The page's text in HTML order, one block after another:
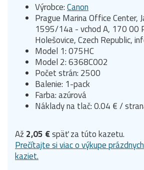
Výrobce:Canon
Prague Marina Office Center,
1595/14a - vchod A, 170 00
Holešovice, Czech Republic,
Model 1: 075HC
Model 2: 6368C002
Počet strán: 2500
Balenie: 1-pack
Farba: azúrová
Náklady na tlač: 0.04 € /
Až 2,05 €späť za túto kazetu.
Prečítajte si viac o výkupe prázdnych
kaziet.